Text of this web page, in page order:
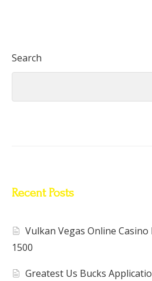
Search
Recent Posts
Vulkan Vegas Online
1500
Greatest Us Bucks